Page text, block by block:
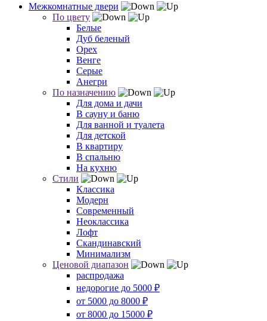
Межкомнатные двери
По цвету
Белые
Дуб беленый
Орех
Венге
Серые
Анегри
По назначению
Для дома и дачи
В сауну и баню
Для ванной и туалета
Для детской
В квартиру
В спальню
На кухню
Стили
Классика
Модерн
Современный
Неоклассика
Лофт
Скандинавский
Минимализм
Ценовой диапазон
распродажа
недорогие до 5000 ₽
от 5000 до 8000 ₽
от 8000 до 15000 ₽